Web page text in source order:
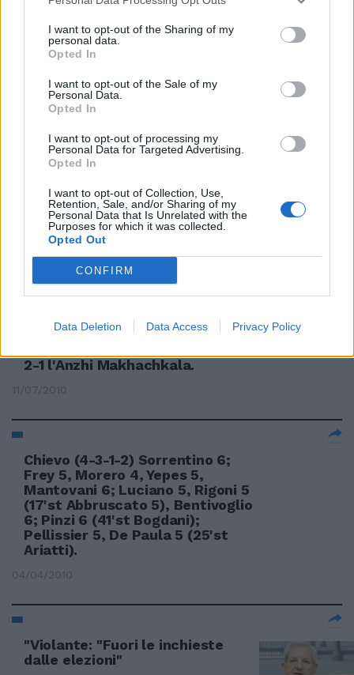
I want to opt-out of the Sharing of my
personal data.
Opted In
I want to opt-out of the Sale of my
Personal Data.
Opted In
I want to opt-out of processing my
Personal Data for Targeted Advertising.
Opted In
I want to opt-out of Collection, Use,
Retention, Sale, and/or Sharing of my
Personal Data that Is Unrelated with the
Purposes for which it was collected.
Opted Out
CONFIRM
Data Deletion Data Access Privacy Policy
05/12/2010
TV Il commento di Moggi sul
campionato L'ex dg della Juve
Luciano Moggi è il protagonista
di «Ieri Moggi e domani»,
trasmissione dedicata al calcio
e sul canale Gold Tv Sat 856.
24/10/2010
RUSSIA Spalletti vince in
extremis per lo Zenit San
Pietroburgo, club russo allenato
2-1 l'Anzhi Makhachkala.
11/07/2010
Chievo (4-3-1-2) Sorrentino 6;
Frey 5, Morero 4, Yepes 5,
Mantovani 6; Luciano 5, Rigoni 5
(17'st Abbruscato 5), Bentivoglio
6; Pinzi 6 (41'st Bogdani);
Pellissier 5, De Paula 5 (25'st
Ariatti).
04/04/2010
"Violante: "Fuori le inchieste
dalle elezioni"